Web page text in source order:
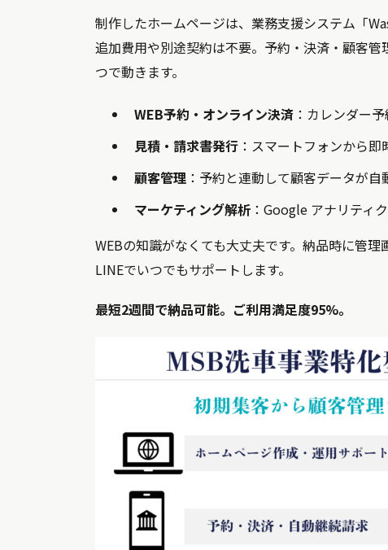
制作したホームページは、業務支援システム「
追加費用や別途契約は不要。予約・決済・顧客
つで動きます。
WEB予約・オンライン決済 ：カレンダー
見積・請求書発行 ：スマートフォンから
顧客管理 ：予約と連動して顧客データが自
マーケティング解析 ：Google アナリティ
WEBの知識がなくても大丈夫です。納品時に管
LINEでいつでもサポートします。
最短2週間で納品可能。ご利用満足度95%。